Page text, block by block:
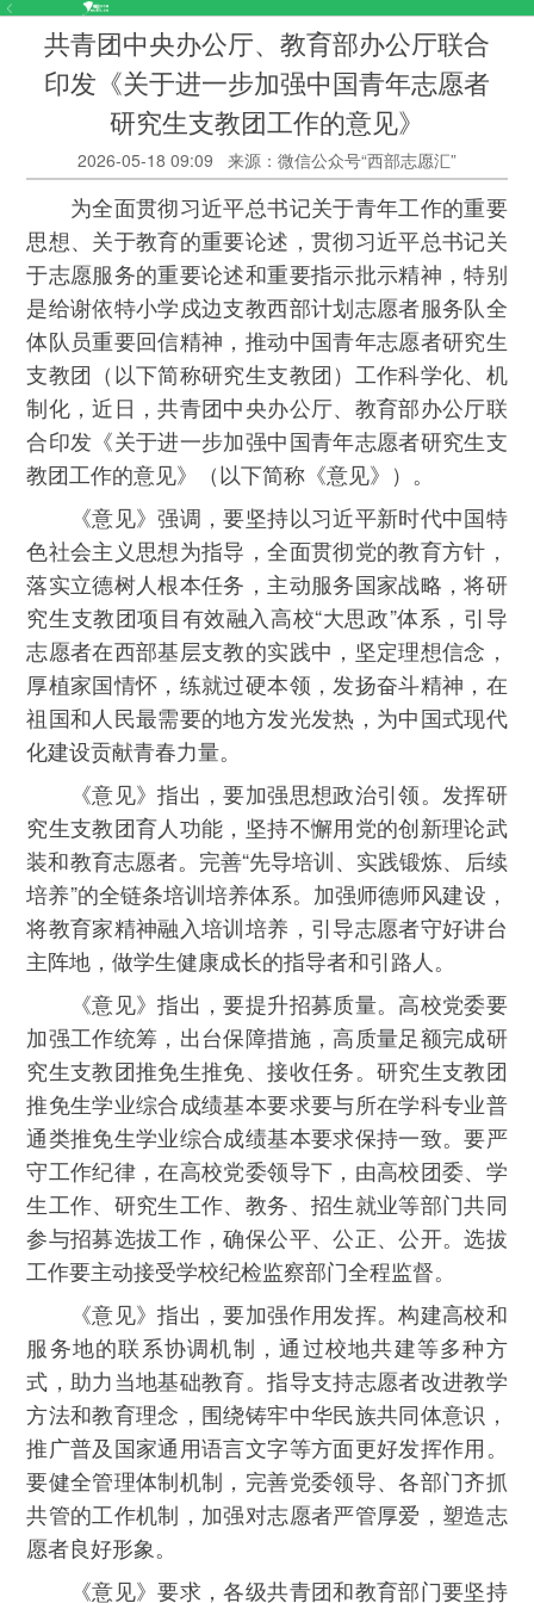
共青团中央办公厅、教育部办公厅联合
印发《关于进一步加强中国青年志愿者
研究生支教团工作的意见》
2026-05-18 09:09 来源：微信公众号“西部志愿汇”
为全面贯彻习近平总书记关于青年工作的重要
思想、关于教育的重要论述，贯彻习近平总书记关
于志愿服务的重要论述和重要指示批示精神，特别
是给谢依特小学戍边支教西部计划志愿者服务队全
体队员重要回信精神，推动中国青年志愿者研究生
支教团（以下简称研究生支教团）工作科学化、机
制化，近日，共青团中央办公厅、教育部办公厅联
合印发《关于进一步加强中国青年志愿者研究生支
教团工作的意见》（以下简称《意见》）。
《意见》强调，要坚持以习近平新时代中国特
色社会主义思想为指导，全面贯彻党的教育方针，
落实立德树人根本任务，主动服务国家战略，将研
究生支教团项目有效融入高校“大思政”体系，引导
志愿者在西部基层支教的实践中，坚定理想信念，
厚植家国情怀，练就过硬本领，发扬奋斗精神，在
祖国和人民最需要的地方发光发热，为中国式现代
化建设贡献青春力量。
《意见》指出，要加强思想政治引领。发挥研
究生支教团育人功能，坚持不懈用党的创新理论武
装和教育志愿者。完善“先导培训、实践锻炼、后续
培养”的全链条培训培养体系。加强师德师风建设，
将教育家精神融入培训培养，引导志愿者守好讲台
主阵地，做学生健康成长的指导者和引路人。
《意见》指出，要提升招募质量。高校党委要
加强工作统筹，出台保障措施，高质量足额完成研
究生支教团推免生推免、接收任务。研究生支教团
推免生学业综合成绩基本要求要与所在学科专业普
通类推免生学业综合成绩基本要求保持一致。要严
守工作纪律，在高校党委领导下，由高校团委、学
生工作、研究生工作、教务、招生就业等部门共同
参与招募选拔工作，确保公平、公正、公开。选拔
工作要主动接受学校纪检监察部门全程监督。
《意见》指出，要加强作用发挥。构建高校和
服务地的联系协调机制，通过校地共建等多种方
式，助力当地基础教育。指导支持志愿者改进教学
方法和教育理念，围绕铸牢中华民族共同体意识，
推广普及国家通用语言文字等方面更好发挥作用。
要健全管理体制机制，完善党委领导、各部门齐抓
共管的工作机制，加强对志愿者严管厚爱，塑造志
愿者良好形象。
《意见》要求，各级共青团和教育部门要坚持